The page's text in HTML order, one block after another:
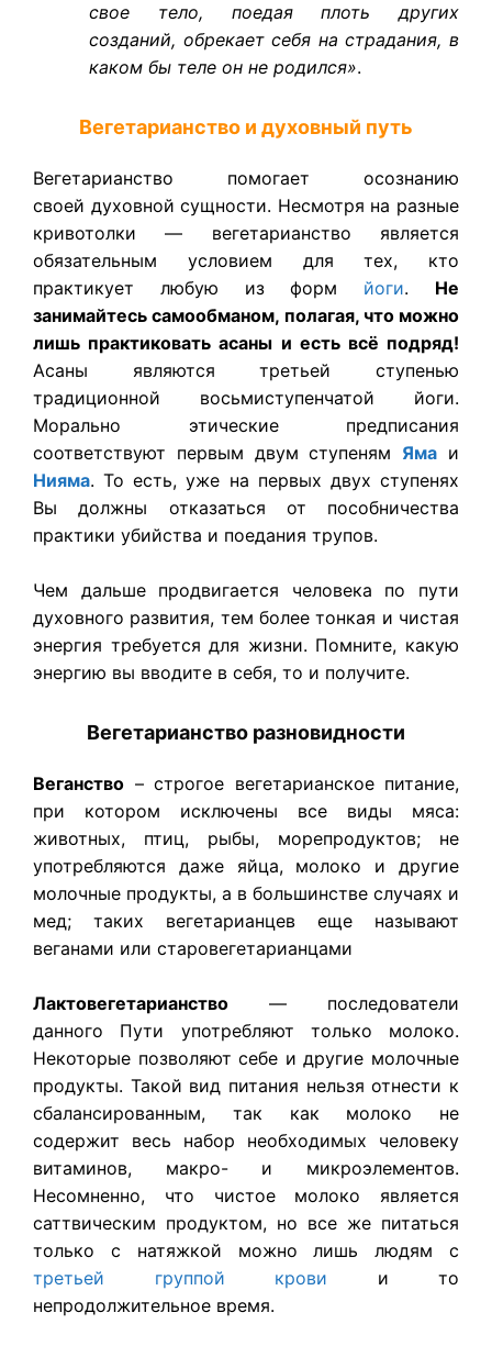
свое тело, поедая плоть других
созданий, обрекает себя на страдания, в
каком бы теле он не родился».
Вегетарианство и духовный путь
Вегетарианство помогает осознанию
своей духовной сущности. Несмотря на разные
кривотолки — вегетарианство является
обязательным условием для тех, кто
практикует любую из форм йоги. Не
занимайтесь самообманом, полагая, что можно
лишь практиковать асаны и есть всё подряд!
Асаны являются третьей ступенью
традиционной восьмиступенчатой йоги.
Морально этические предписания
соответствуют первым двум ступеням Яма и
Нияма. То есть, уже на первых двух ступенях
Вы должны отказаться от пособничества
практики убийства и поедания трупов.
Чем дальше продвигается человека по пути
духовного развития, тем более тонкая и чистая
энергия требуется для жизни. Помните, какую
энергию вы вводите в себя, то и получите.
Вегетарианство разновидности
Веганство – строгое вегетарианское питание,
при котором исключены все виды мяса:
животных, птиц, рыбы, морепродуктов; не
употребляются даже яйца, молоко и другие
молочные продукты, а в большинстве случаях и
мед; таких вегетарианцев еще называют
веганами или старовегетарианцами
Лактовегетарианство — последователи
данного Пути употребляют только молоко.
Некоторые позволяют себе и другие молочные
продукты. Такой вид питания нельзя отнести к
сбалансированным, так как молоко не
содержит весь набор необходимых человеку
витаминов, макро- и микроэлементов.
Несомненно, что чистое молоко является
саттвическим продуктом, но все же питаться
только с натяжкой можно лишь людям с
третьей группой крови и то
непродолжительное время.